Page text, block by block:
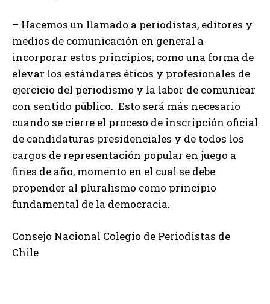
– Hacemos un llamado a periodistas, editores y
medios de comunicación en general a
incorporar estos principios, como una forma de
elevar los estándares éticos y profesionales de
ejercicio del periodismo y la labor de comunicar
con sentido público. Esto será más necesario
cuando se cierre el proceso de inscripción oficial
de candidaturas presidenciales y de todos los
cargos de representación popular en juego a
fines de año, momento en el cual se debe
propender al pluralismo como principio
fundamental de la democracia.
Consejo Nacional Colegio de Periodistas de
Chile